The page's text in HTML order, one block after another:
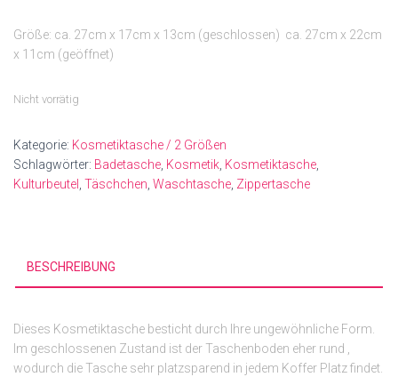
Größe: ca. 27cm x 17cm x 13cm (geschlossen) ca. 27cm x 22cm
x 11cm (geöffnet)
Nicht vorrätig
Kategorie: Kosmetiktasche / 2 Größen
Schlagwörter: Badetasche, Kosmetik, Kosmetiktasche,
Kulturbeutel , Täschchen, Waschtasche, Zippertasche
BESCHREIBUNG
Dieses Kosmetiktasche besticht durch Ihre ungewöhnliche Form.
Im geschlossenen Zustand ist der Taschenboden eher rund ,
wodurch die Tasche sehr platzsparend in jedem Koffer Platz findet.